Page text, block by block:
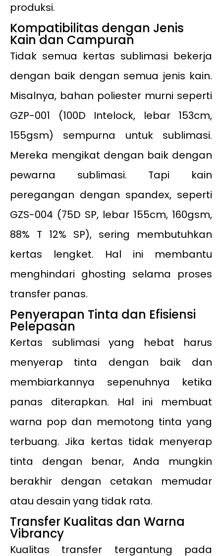
produksi.
Kompatibilitas dengan Jenis
Kain dan Campuran
Tidak semua kertas sublimasi bekerja
dengan baik dengan semua jenis kain.
Misalnya, bahan poliester murni seperti
GZP-001 (100D Intelock, lebar 153cm,
155gsm) sempurna untuk sublimasi.
Mereka mengikat dengan baik dengan
pewarna sublimasi. Tapi kain
peregangan dengan spandex, seperti
GZS-004 (75D SP, lebar 155cm, 160gsm,
88% T 12% SP), sering membutuhkan
kertas lengket. Hal ini membantu
menghindari ghosting selama proses
transfer panas.
Penyerapan Tinta dan Efisiensi
Pelepasan
Kertas sublimasi yang hebat harus
menyerap tinta dengan baik dan
membiarkannya sepenuhnya ketika
panas diterapkan. Hal ini membuat
warna pop dan memotong tinta yang
terbuang. Jika kertas tidak menyerap
tinta dengan benar, Anda mungkin
berakhir dengan cetakan memudar
atau desain yang tidak rata.
Transfer Kualitas dan Warna
Vibrancy
Kualitas transfer tergantung pada